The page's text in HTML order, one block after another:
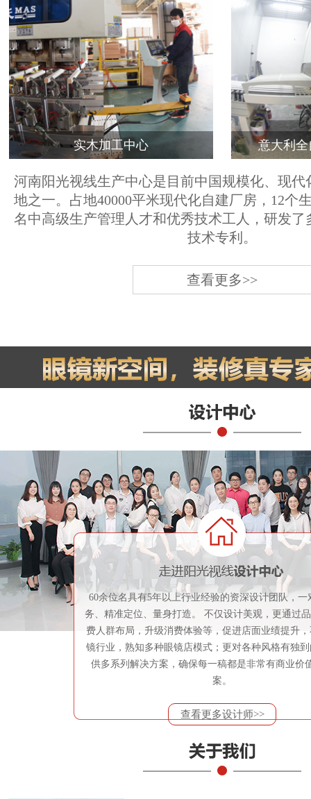
实木加工中心 意大利
河南阳光视线生产中心是目前中国规模化、现代
地之一。占地40000平米现代化自建厂房，12个
名中高级生产管理人才和优秀技术工人，研发了
技术专利。
查看更多>>
60余位名具有5年以上行业经验的资深设计团队，一
务、精准定位、量身打造。 不仅设计美观，更通过
费人群布局，升级消费体验等，促进店面业绩提升
镜行业，熟知多种眼镜店模式；更对各种风格有独
供多系列解决方案，确保每一稿都是非常有商业价
案。
查看更多设计师>>